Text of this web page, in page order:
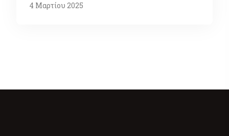
4 Μαρτίου 2025